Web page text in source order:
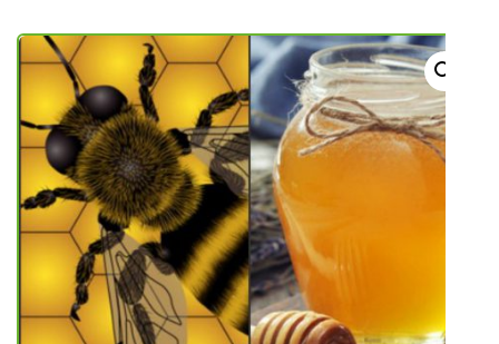
SADNICE
UKRASNO BILJE I TRAJNICE
GRMOVI/DRVEĆE
HIT SEZONE*** VRTNI SLJEZOVI
UKRASNE TRAVE
HORTENZIJE
LJEKOVITO I ZAČINSKO
VOĆE / BOBIČASTO VOĆE